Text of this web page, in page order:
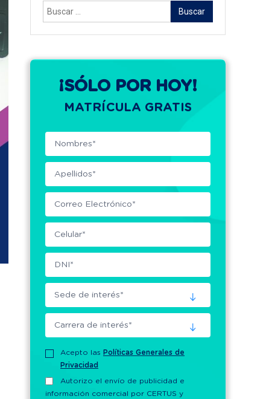
Buscar:
¡SÓLO POR HOY!
MATRÍCULA GRATIS
Acepto las Políticas Generales de
Privacidad
Autorizo el envío de publicidad e
información comercial por CERTUS y